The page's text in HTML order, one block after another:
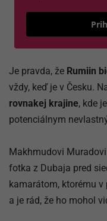
Je pravda, že Rumiin
vždy, keď je v Česku.
rovnakej krajine, kde
potenciálnym
Makhmudovi
fotka z Dubaja pred
kamarátom, ktorému
a je rád, že ho mohol